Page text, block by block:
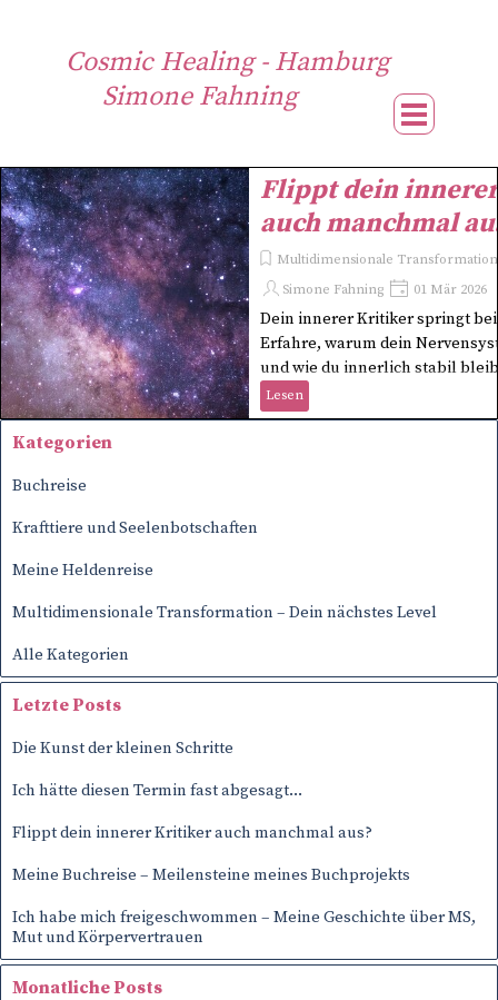
Cosmic Healing - Hamburg
Simone Fahning
Menü
Flippt dein
auch manchmal
Multidimensionale Transformation
Simone Fahning
01 Mär 2026
Dein innerer Kritiker springt
Erfahre, warum dein
und wie du innerlich stabil
Lesen
Block überspringen Kategorien
Kategorien
Buchreise
Krafttiere und Seelenbotschaften
Meine Heldenreise
Multidimensionale Transformation – Dein nächstes Level
Alle Kategorien
Block überspringen Letzte Posts
Letzte Posts
Die Kunst der kleinen Schritte
Ich hätte diesen Termin fast abgesagt…
Flippt dein innerer Kritiker auch manchmal aus?
Meine Buchreise – Meilensteine meines Buchprojekts
Ich habe mich freigeschwommen – Meine Geschichte über MS,
Mut und Körpervertrauen
Block überspringen Monatliche Posts
Monatliche Posts